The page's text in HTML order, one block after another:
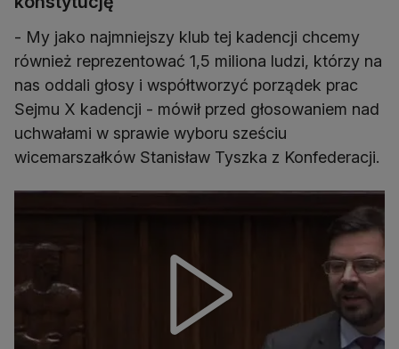
- My jako najmniejszy klub tej kadencji chcemy
również reprezentować 1,5 miliona ludzi, którzy na
nas oddali głosy i współtworzyć porządek prac
Sejmu X kadencji - mówił przed głosowaniem nad
uchwałami w sprawie wyboru sześciu
wicemarszałków Stanisław Tyszka z Konfederacji.